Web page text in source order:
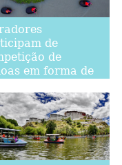
de
de
em forma de